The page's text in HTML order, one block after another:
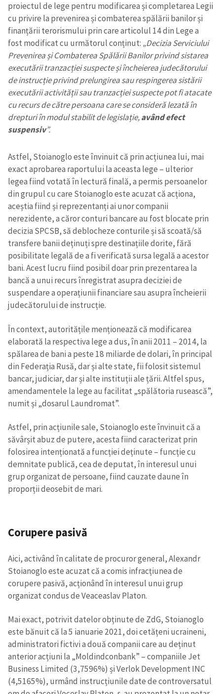
proiectul de lege pentru modificarea și completarea Legii
cu privire la prevenirea și combaterea spălării banilor și
finanțării terorismului prin care articolul 14 din Lege a
fost modificat cu următorul conținut: „Decizia Serviciului
Prevenirea și Combaterea Spălării Banilor privind sistarea
executării tranzacției suspecte și încheierea judecătorului
de instrucție privind prelungirea sau respingerea sistării
executării activității sau tranzacției suspecte pot fi atacate
cu recurs de către persoana care se consideră lezată în
drepturi în modul stabilit de legislație,având efect
suspensiv”.
Astfel, Stoianoglo este învinuit că prin acțiunea lui, mai
exact aprobarea raportului la aceasta lege – ulterior
legea fiind votată în lectură finală, a permis persoanelor
din grupul cu care Stoianoglo este acuzat că acționa,
aceștia fiind și reprezentanți ai unor companii
nerezidente, a căror conturi bancare au fost blocate prin
decizia SPCSB, să deblocheze conturile și să scoată/să
transfere banii deținuți spre destinațiile dorite, fără
posibilitate legală de a fi verificată sursa legală a acestor
bani. Acest lucru fiind posibil doar prin prezentarea la
bancă a unui recurs înregistrat asupra deciziei de
suspendare a operațiunii financiare sau asupra încheierii
judecătorului de instrucție.
În context, autoritățile menționează că modificarea
elaborată la respectiva lege a dus, în anii 2011 – 2014, la
spălarea de bani a peste 18 miliarde de dolari, în principal
din Federația Rusă, dar și alte state, fii folosit sistemul
bancar, judiciar, dar și alte instituții ale țării. Altfel spus,
amendamentele la lege au facilitat „spălătoria rusească”,
numit și „dosarul Laundromat”.
Astfel, prin acțiunile sale, Stoianoglo este învinuit că a
săvârșit abuz de putere, acesta fiind caracterizat prin
folosirea intenționată a funcției deținute – funcție cu
demnitate publică, cea de deputat, în interesul unui
grup organizat de persoane, fiind cauzate daune în
proporții deosebit de mari.
Corupere pasivă
Aici, activând în calitate de procuror general, Alexandr
Stoianoglo este acuzat că a comis infracțiunea de
corupere pasivă, acționând în interesul unui grup
organizat condus de Veaceaslav Platon.
Mai exact, potrivit datelor obținute de ZdG, Stoianoglo
este bănuit că la 5 ianuarie 2021, doi cetățeni ucraineni,
administratori fictivi a două companii care au deținut
anterior acțiuni la „Moldindconbank” – companiile Jet
Business Limited (3,7596%) și Verlok Development INC
(4,5165%), urmând instrucțiunile date de controversatul